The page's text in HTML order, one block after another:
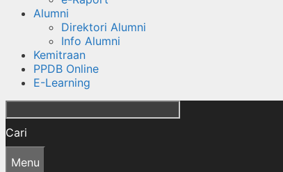
Alumni
Direktori Alumni
Info Alumni
Kemitraan
PPDB Online
E-Learning
Cari
Menu